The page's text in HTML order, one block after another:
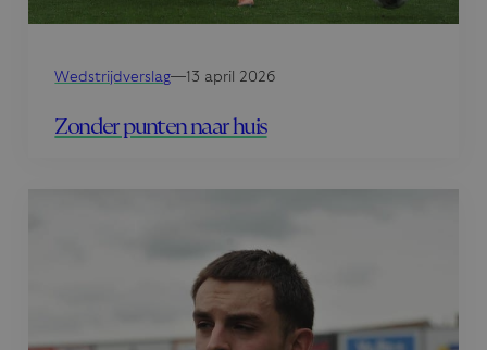
Wedstrijdverslag—13 april 2026
Zonder punten naar huis